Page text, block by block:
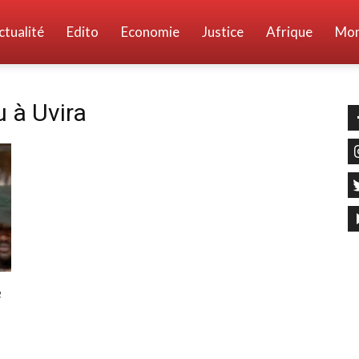
Edito Economie Justice Afrique
à Uvira